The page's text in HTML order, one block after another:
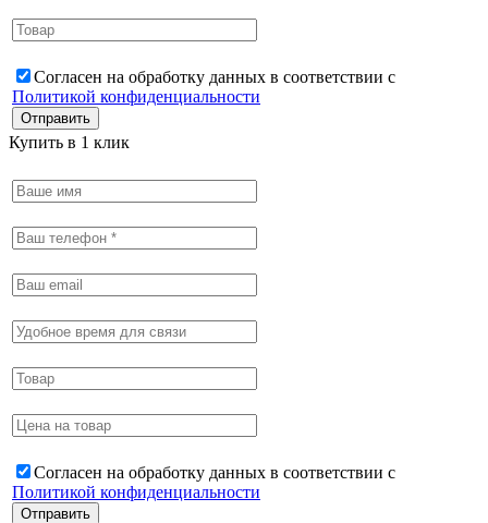
Согласен на обработку данных в соответствии с
Политикой конфиденциальности
Купить в 1 клик
Согласен на обработку данных в соответствии с
Политикой конфиденциальности